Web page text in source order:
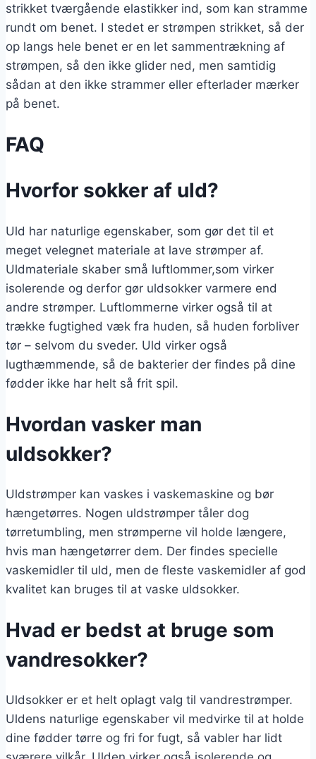
strikket tværgående elastikker ind, som kan stramme
rundt om benet. I stedet er strømpen strikket, så der
op langs hele benet er en let sammentrækning af
strømpen, så den ikke glider ned, men samtidig
sådan at den ikke strammer eller efterlader mærker
på benet.
FAQ
Hvorfor sokker af uld?
Uld har naturlige egenskaber, som gør det til et
meget velegnet materiale at lave strømper af.
Uldmateriale skaber små luftlommer,som virker
isolerende og derfor gør uldsokker varmere end
andre strømper. Luftlommerne virker også til at
trække fugtighed væk fra huden, så huden forbliver
tør – selvom du sveder. Uld virker også
lugthæmmende, så de bakterier der findes på dine
fødder ikke har helt så frit spil.
Hvordan vasker man
uldsokker?
Uldstrømper kan vaskes i vaskemaskine og bør
hængetørres. Nogen uldstrømper tåler dog
tørretumbling, men strømperne vil holde længere,
hvis man hængetørrer dem. Der findes specielle
vaskemidler til uld, men de fleste vaskemidler af god
kvalitet kan bruges til at vaske uldsokker.
Hvad er bedst at bruge som
vandresokker?
Uldsokker er et helt oplagt valg til vandrestrømper.
Uldens naturlige egenskaber vil medvirke til at holde
dine fødder tørre og fri for fugt, så vabler har lidt